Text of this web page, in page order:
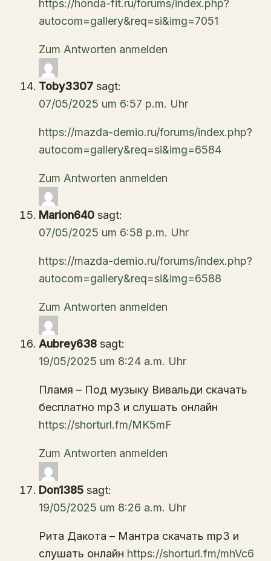
https://honda-fit.ru/forums/index.php?
autocom=gallery&req=si&img=7051
Zum Antworten anmelden
Toby3307 sagt:
07/05/2025 um 6:57 p.m. Uhr
https://mazda-demio.ru/forums/index.php?
autocom=gallery&req=si&img=6584
Zum Antworten anmelden
Marion640 sagt:
07/05/2025 um 6:58 p.m. Uhr
https://mazda-demio.ru/forums/index.php?
autocom=gallery&req=si&img=6588
Zum Antworten anmelden
Aubrey638 sagt:
19/05/2025 um 8:24 a.m. Uhr
Пламя – Под музыку Вивальди скачать
бесплатно mp3 и слушать онлайн
https://shorturl.fm/MK5mF
Zum Antworten anmelden
Don1385 sagt:
19/05/2025 um 8:26 a.m. Uhr
Рита Дакота – Мантра скачать mp3 и
слушать онлайн https://shorturl.fm/mhVc6